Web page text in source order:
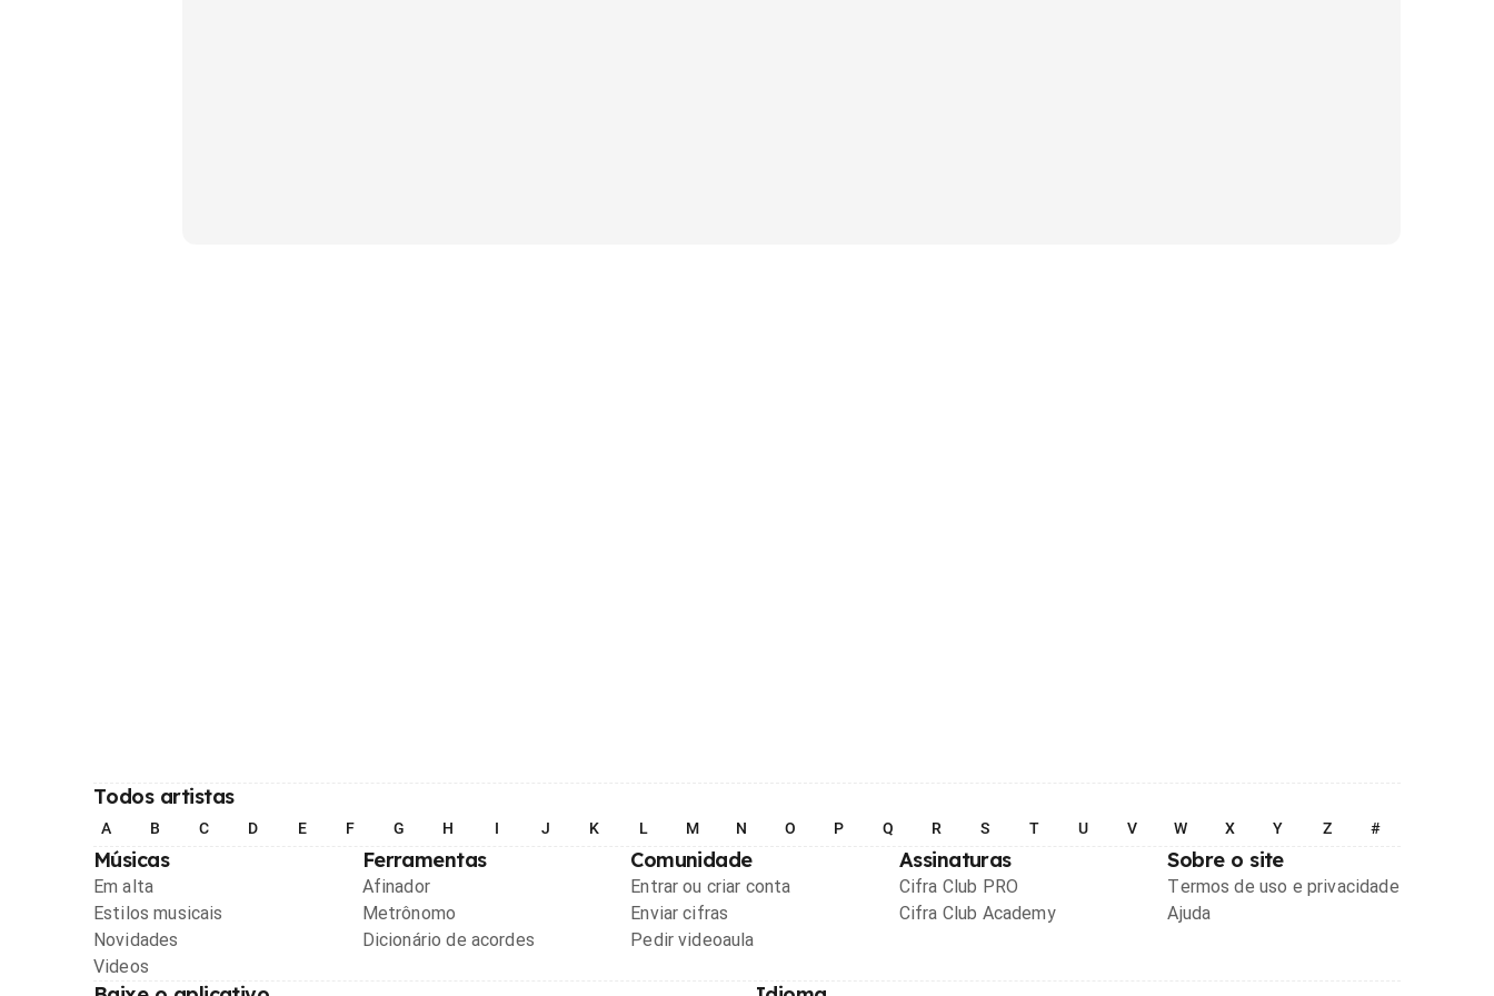
Todos artistas
A B C D E F G H I J K L M N O P Q R S T U V W X Y Z #
Músicas
Em alta
Estilos musicais
Novidades
Videos
Ferramentas
Afinador
Metrônomo
Dicionário de acordes
Comunidade
Entrar ou criar conta
Enviar cifras
Pedir videoaula
Assinaturas
Cifra Club PRO
Cifra Club Academy
Sobre o site
Termos de uso e privacidade
Ajuda